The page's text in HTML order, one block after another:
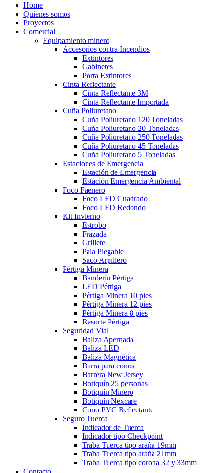
Home
Quienes somos
Proyectos
Comercial
Equipamiento minero
Accesorios contra Incendios
Extintores
Gabinetes
Porta Extintores
Cinta Reflectante
Cinta Reflectante 3M
Cinta Reflectante Importada
Cuña Poliuretano
Cuña Poliuretano 120 Toneladas
Cuña Poliuretano 20 Toneladas
Cuña Poliuretano 250 Toneladas
Cuña Poliuretano 45 Toneladas
Cuña Poliuretano 5 Toneladas
Estaciones de Emergencia
Estación de Emergencia
Estación Emergencia Ambiental
Foco Faenero
Foco LED Cuadrado
Foco LED Redondo
Kit Invierno
Estrobo
Frazada
Grillete
Pala Plegable
Saco Arpillero
Pértiga Minera
Banderín Pértiga
LED Pértiga
Pértiga Minera 10 pies
Pértiga Minera 12 pies
Pértiga Minera 8 pies
Resorte Pértiga
Seguridad Vial
Baliza Apernada
Baliza LED
Baliza Magnética
Barra para conos
Barrera New Jersey
Botiquín 25 personas
Botiquín Minero
Botiquín Nexcare
Cono PVC Reflectante
Seguro Tuerca
Indicador de Tuerca
Indicador tipo Checkpoint
Traba Tuerca tipo araña 19mm
Traba Tuerca tipo araña 21mm
Traba Tuerca tipo corona 32 y 33mm
Contacto